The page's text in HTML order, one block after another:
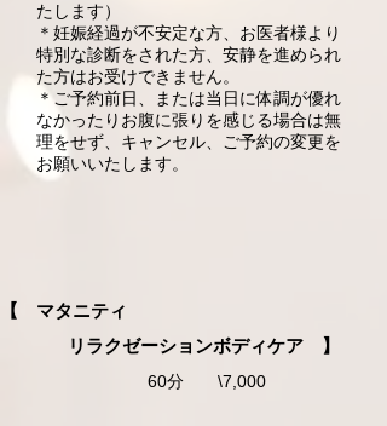
たします）
＊妊娠経過が不安定な方、お医者様より
特別な診断をされた方、安静を進められ
た方はお受けできません。
＊ご予約前日、または当日に体調が優れ
なかったりお腹に張りを感じる場合は無
理をせず、キャンセル、
ご予約の変更を
お願いいたします。
【 マタニティ
リラクゼーションボディケア 】
60分 \7,000